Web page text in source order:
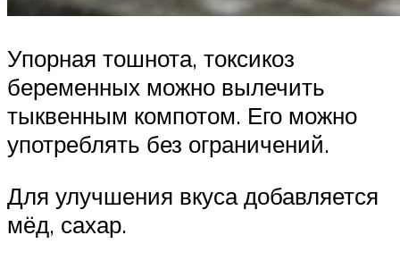
Упорная тошнота, токсикоз
беременных можно вылечить
тыквенным компотом. Его можно
употреблять без ограничений.
Для улучшения вкуса добавляется
мёд, сахар.